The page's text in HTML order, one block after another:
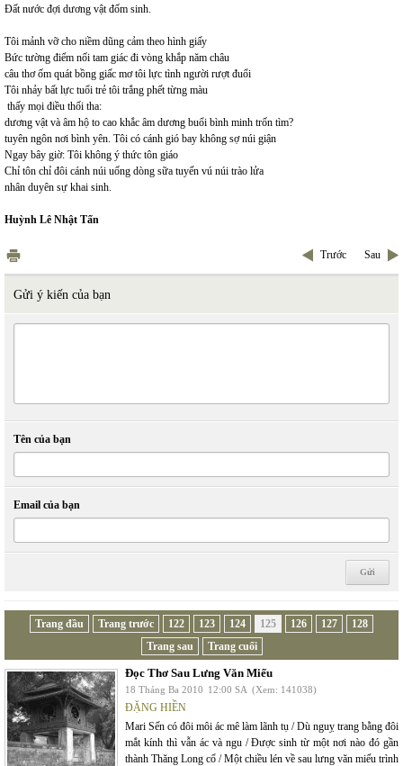
Đất nước đợi dương vật đốm sinh.
Tôi mảnh vỡ cho niềm dũng cảm theo hình giấy
Bức tường điểm nối tam giác đi vòng khắp năm châu
câu thơ ốm quát bồng giấc mơ tôi lực tình người rượt đuổi
Tôi nhảy bất lực tuổi trẻ tôi trắng phết từng màu
thấy mọi điều thối tha:
dương vật và âm hộ to cao khắc âm dương buổi bình minh trốn tìm?
tuyên ngôn nơi bình yên. Tôi có cánh gió bay không sợ núi giận
Ngay bây giờ: Tôi không ý thức tôn giáo
Chỉ tôn chỉ đôi cánh núi uống dòng sữa tuyến vú núi trào lửa
nhân duyên sự khai sinh.
Huỳnh Lê Nhật Tấn
Trước Sau
Gửi ý kiến của bạn
Tên của bạn
Email của bạn
Trang đầu Trang trước 122 123 124 125 126 127
128
Trang sau
Trang cuối
Đọc Thơ Sau Lưng Văn Miếu
18 Tháng Ba 2010 12:00 SA (Xem: 141038)
ĐẶNG HIỀN
Mari Sến có đôi môi ác mê làm lãnh tụ / Dù nguỵ trang bằng đôi
mắt kính thì vẫn ác và ngu / Được sinh từ một nơi nào đó gần
thành Thăng Long cổ / Một chiều lén về sau lưng văn miếu trình